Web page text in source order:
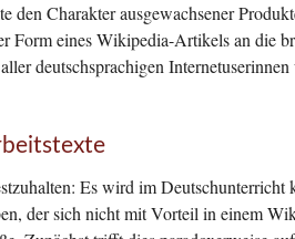
den Charakter ausgewachsener
Form eines Wikipedia-Artikels an die
deutschsprachigen Internetuserinnen
Es wird im Deutschunterricht
der sich nicht mit Vorteil in einem